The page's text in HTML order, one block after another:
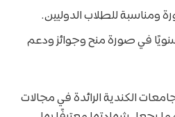
ومناسبة للطلاب الدوليين.
في صورة منح وجوائز ودعم
الكندية الرائدة في مجالات